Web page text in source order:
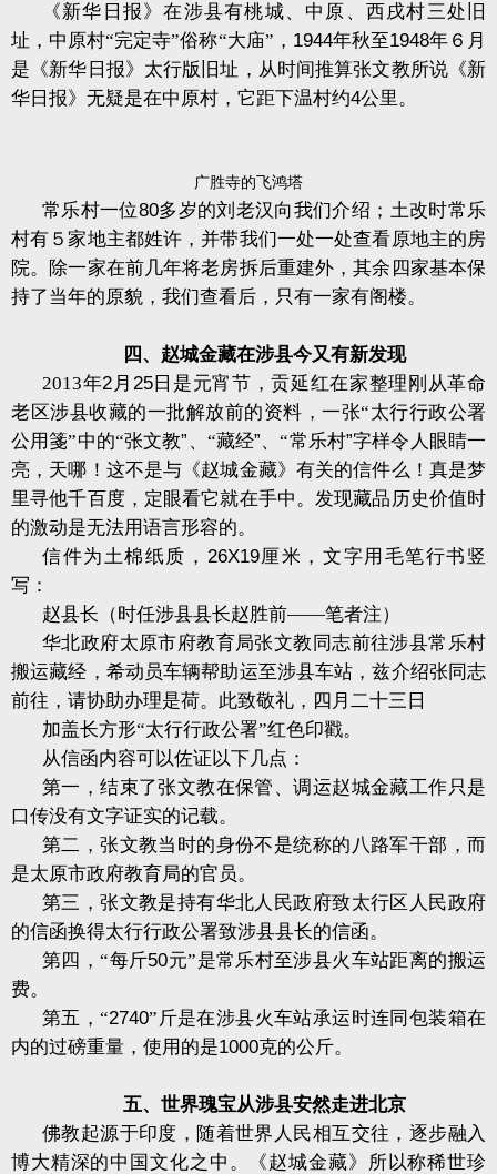
《新华日报》在涉县有桃城、中原、西戌村三处旧
址，中原村“完定寺”俗称“大庙”， 1944年秋至1948年６月
是《新华日报》太行版旧址，从时间推算张文教所说《新
华日报》无疑是在中原村，它距下温村约4公里。
广胜寺的飞鸿塔
常乐村一位80多岁的刘老汉向我们介绍；土改时常乐
村有５家地主都姓许，并带我们一处一处查看原地主的房
院。除一家在前几年将老房拆后重建外，其余四家基本保
持了当年的原貌，我们查看后，只有一家有阁楼。
四、赵城金藏在涉县今又有新发现
2013年2 月 25日是元宵节，贡延红在家整理刚从革命
老区涉县收藏的一批解放前的资料，一张“太行行政公署
公用箋”中的“张文教” 、“藏经”、“常乐村”字样令人眼睛一
亮，天哪！这不是与《赵城金藏》有关的信件么！真是梦
里寻他千百度，定眼看它就在手中。发现藏品历史价值时
的激动是无法用语言形容的。
信件为土棉纸质， 26X19厘米，文字用毛笔行书竖
写：
赵县长（时任涉县县长赵胜前——笔者注）
华北政府太原市府教育局张文教同志前往涉县常乐村
搬运藏经，希动员车辆帮助运至涉县车站，兹介绍张同志
前往，请协助办理是荷。此致敬礼，四月二十三日
加盖长方形“太行行政公署”红色印戳。
从信函内容可以佐证以下几点：
第一，结束了张文教在保管、调运赵城金藏工作只是
口传没有文字证实的记载。
第二，张文教当时的身份不是统称的八路军干部，而
是太原市政府教育局的官员。
第三，张文教是持有华北人民政府致太行区人民政府
的信函换得太行行政公署致涉县县长的信函。
第四，“每斤50元”是常乐村至涉县火车站距离的搬运
费。
第五，“2740”斤是在涉县火车站承运时连同包装箱在
内的过磅重量，使用的是1000克的公斤。
五、世界瑰宝从涉县安然走进北京
佛教起源于印度，随着世界人民相互交往，逐步融入
博大精深的中国文化之中。《赵城金藏》所以称稀世珍